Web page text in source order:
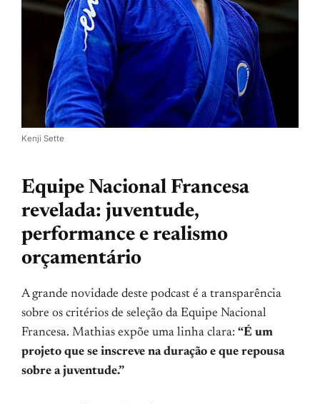
Kenji Sette
Equipe Nacional Francesa
revelada: juventude,
performance e realismo
orçamentário
A grande novidade deste podcast é a transparência
sobre os critérios de seleção da Equipe Nacional
Francesa. Mathias expõe uma linha clara: “É um
projeto que se inscreve na duração e que repousa
sobre a juventude.”